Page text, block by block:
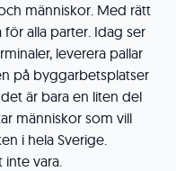
människor. Med rätt
alla parter. Idag ser
leverera pallar
på byggarbetsplatser
är bara en liten del
människor som vill
i hela Sverige.
inte vara.